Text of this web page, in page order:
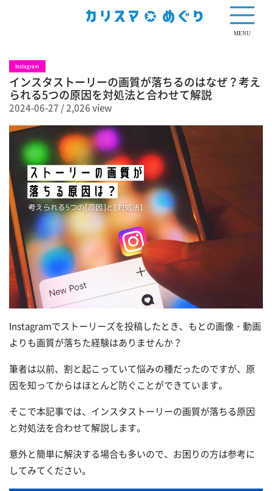
MENU
Instagram
インスタストーリーの画質が落ちるのはなぜ？考え
られる5つの原因を対処法と合わせて解説
2024-06-27 /2,026 view
Instagramでストーリーズを投稿したとき、もとの画像・動画
よりも画質が落ちた経験はありませんか？
筆者は以前、割と起こっていて悩みの種だったのですが、原
因を知ってからはほとんど防ぐことができています。
そこで本記事では、インスタストーリーの画質が落ちる原因
と対処法を合わせて解説します。
意外と簡単に解決する場合も多いので、お困りの方は参考に
してみてください。